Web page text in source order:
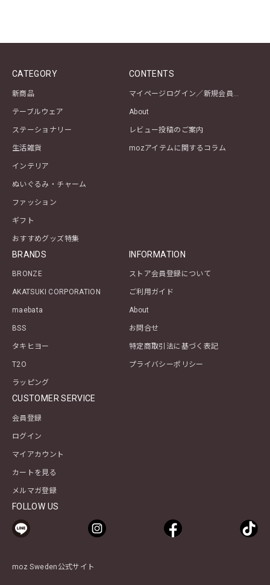
CATEGORY
新商品
テーブルウェア
ステーショナリー
生活雑貨
インテリア
ぬいぐるみ・チャーム
ファッション
ギフト
おすすめグッズ特集
CONTENTS
About
レビュー投稿のご案内
mozアイテムに関するコラム
BRANDS
BRONZE
AKATSUKI CORPORATION
maebata
BSS
タキヒヨー
T2O
ラッピング
INFORMATION
ストア会員登録について
ご利用ガイド
About
お問合せ
特定商取引法に基づく表記
プライバシーポリシー
CUSTOMER SERVICE
会員登録
ログイン
マイアカウント
カートを見る
メルマガ登録
FOLLOW US
moz Sweden公式サイト